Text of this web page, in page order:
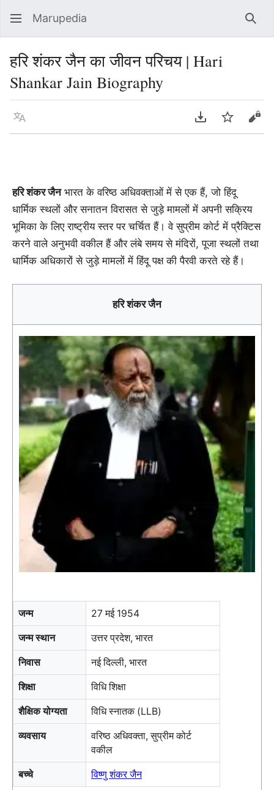
Marupedia
हरि शंकर जैन का जीवन परिचय | Hari
Shankar Jain Biography
Language Download PDF
Watch
हरि शंकर जैनभारत के वरिष्ठ अधिवक्ताओं में से एक हैं, जो हिंदू
धार्मिक स्थलों और सनातन विरासत से जुड़े मामलों में अपनी सक्रिय
भूमिका के लिए राष्ट्रीय स्तर पर चर्चित हैं। वे सुप्रीम कोर्ट में प्रैक्टिस
करने वाले अनुभवी वकील हैं और लंबे समय से मंदिरों, पूजा स्थलों तथा
धार्मिक अधिकारों से जुड़े मामलों में हिंदू पक्ष की पैरवी करते रहे हैं।
हरि शंकर जैन
जन्म 27 मई 1954
जन्म स्थान उत्तर प्रदेश, भारत
निवास नई दिल्ली, भारत
शिक्षा विधि शिक्षा
शैक्षिक योग्यता विधि स्नातक (LLB)
व्यवसाय
वरिष्ठ अधिवक्ता, सुप्रीम कोर्ट
वकील
बच्चे विष्णु शंकर जैन